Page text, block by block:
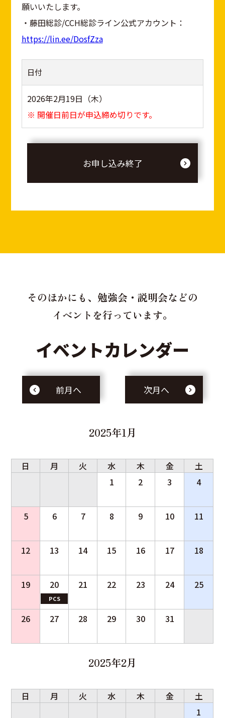
願いいたします。
・藤田総診/CCH総診ライン公式アカウント：
https://lin.ee/DosfZza
日付
2026年2月19日（木）
※ 開催日前日が申込締め切りです。
お申し込み終了
そのほかにも、勉強会・説明会などの
イベントを行っています。
イベントカレンダー
前月へ 次月へ
2025年1月
日 月 火 水 木 金
土
1
2 3 4
5 6 7 8 9 10 11
12 13 14 15 16 17 18
19 20
PCS
21 22 23 24 25
26 27 28 29 30 31
2025年2月
日 月 火 水 木 金
土
1